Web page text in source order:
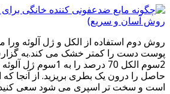
روش دوم استفاده از الکل و ژل آلوئه ورا
پوست دست را کمتر خشک می کند.به
2سوم الکل 70 درصد را
حاصل را درون یک بطری بریزید. از آنجا که
است و سخت تر اسپری می شود سعی